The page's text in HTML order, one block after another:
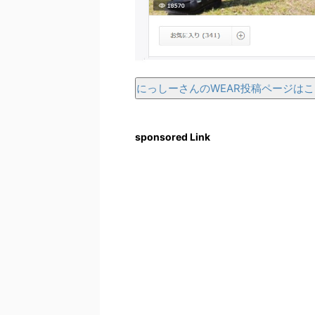
にっしーさんのWEAR投稿ページは
sponsored Link